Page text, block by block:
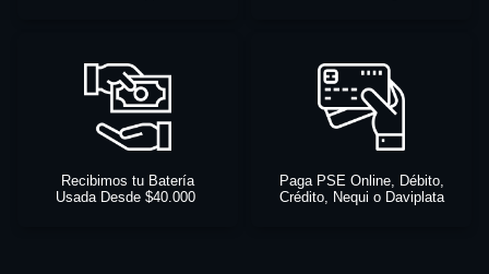
Recibimos tu Batería
Usada Desde $40.000
Paga PSE Online, Débito,
Crédito, Nequi o Daviplata